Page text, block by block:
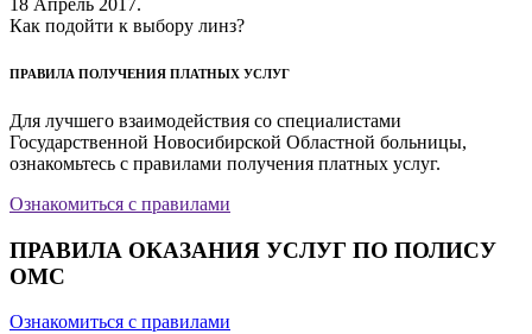
Как подойти к выбору линз?
ПРАВИЛА ПОЛУЧЕНИЯ ПЛАТНЫХ УСЛУГ
Для лучшего взаимодействия со специалистами
Государственной Новосибирской Областной больницы,
ознакомьтесь с правилами получения платных услуг.
Ознакомиться с правилами
ПРАВИЛА ОКАЗАНИЯ УСЛУГ ПО ПОЛИСУ
ОМС
Ознакомиться с правилами